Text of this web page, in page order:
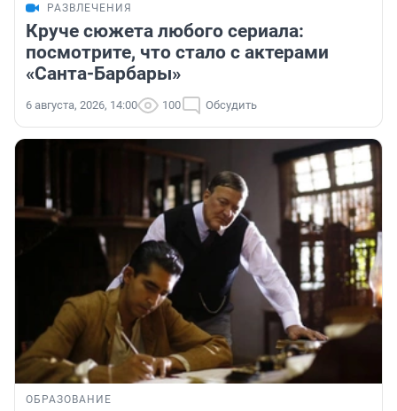
РАЗВЛЕЧЕНИЯ
Круче сюжета любого сериала:
посмотрите, что стало с актерами
«Санта-Барбары»
6 августа, 2026, 14:00 100 Обсудить
ОБРАЗОВАНИЕ